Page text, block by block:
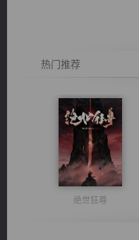
热门推荐
绝世狂尊